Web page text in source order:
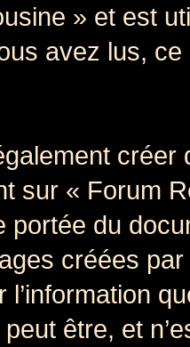
» et est
avez lus,
sur « Forum
portée du
créées
l’information
être, et